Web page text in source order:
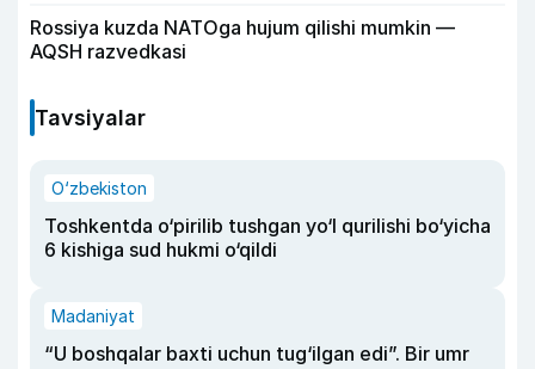
Rossiya kuzda NATOga hujum qilishi mumkin —
AQSH razvedkasi
Tavsiyalar
O‘zbekiston
Toshkentda o‘pirilib tushgan yo‘l qurilishi bo‘yicha
6 kishiga sud hukmi o‘qildi
Madaniyat
“U boshqalar baxti uchun tug‘ilgan edi”. Bir umr